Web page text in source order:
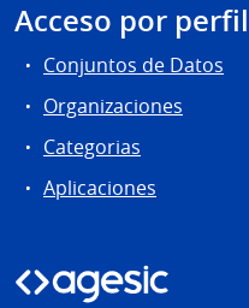
Acceso por
Conjuntos de Datos
Organizaciones
Categorias
Aplicaciones